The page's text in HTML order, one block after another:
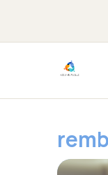
contenu